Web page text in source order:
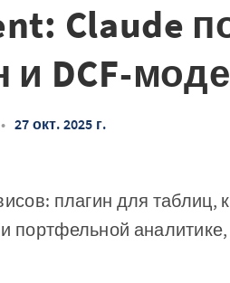
Claude
и DCF-
• 27 окт. 2025 г.
плагин для таблиц,
аналитике,